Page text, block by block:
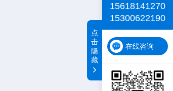
15618141270
15300622190
在线咨询
点
击
隐
藏